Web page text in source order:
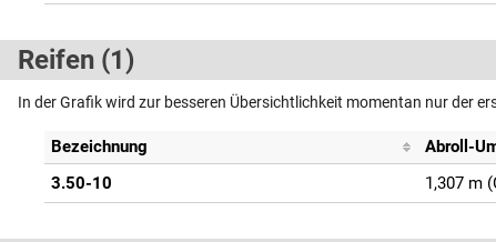
Reifen (1)
In der Grafik wird zur besseren Übersichtlichkeit momentan nur der
Bezeichnung Abroll-
3.50-10
1,307 m